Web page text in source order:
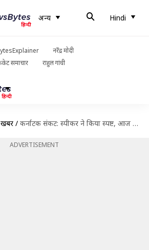
अन्य Hindi
नरेंद्र मोदी
समाचार राहुल गांधी
खबरें / कर्नाटक संकट: स्पीकर ने किया स्पष्ट, आज ही होगा बहुमत परीक्षण
ADVERTISEMENT